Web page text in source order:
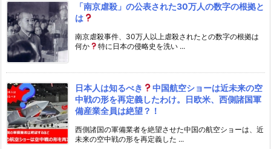
「南京虐殺」の公表された30万人の数字の根拠と
は
南京虐殺事件、30万人以上虐殺されたとの数字の根拠は
何か
特に日本の侵略史を洗い ...
日本人は知るべき
中国航空ショーは近未来の空
中戦の形を再定義したわけ。日欧米、西側諸国軍
備産業全員は絶望？！
西側諸国の軍備業者を絶望させた中国の航空ショーは、近
未来の空中戦の形を再定義した ...